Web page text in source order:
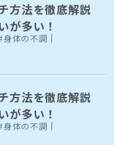
方法を徹底解説
が多い！
身体の不調
方法を徹底解説
が多い！
身体の不調